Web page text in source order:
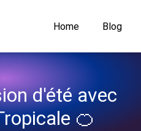
Home Blog
d'été avec
🍊
avec la Orange Tropicale 🍊